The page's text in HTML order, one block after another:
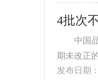
4批次
中国品牌与防伪杂志/中
期未改正
发布日期